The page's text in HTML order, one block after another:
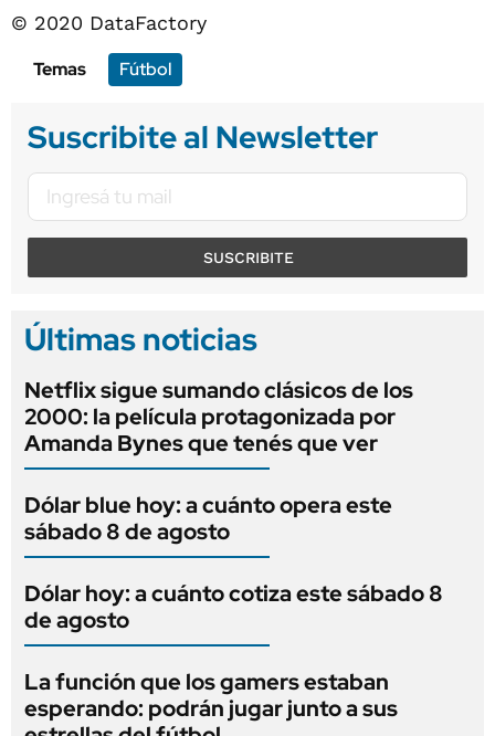
© 2020 DataFactory
Temas
Fútbol
Suscribite al Newsletter
SUSCRIBITE
Últimas noticias
Netflix sigue sumando clásicos de los
2000: la película protagonizada por
Amanda Bynes que tenés que ver
Dólar blue hoy: a cuánto opera este
sábado 8 de agosto
Dólar hoy: a cuánto cotiza este sábado 8
de agosto
La función que los gamers estaban
esperando: podrán jugar junto a sus